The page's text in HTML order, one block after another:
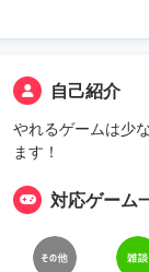
自己紹介
やれるゲームは少
ます！
対応ゲーム